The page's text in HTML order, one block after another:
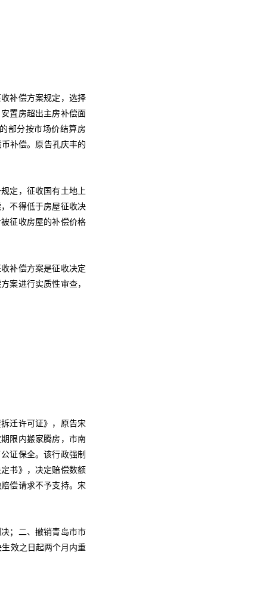
补偿方案规定，选择
置房超出主房补偿面
部分按市场价结算房
补偿。原告孔庆丰的
定，征收国有土地上
不得低于房屋征收决
征收房屋的补偿价格
补偿方案是征收决定
案进行实质性审查，
迁许可证》，原告宋
限内搬家腾房，市南
证保全。该行政强制
书》，决定赔偿数额
偿请求不予支持。宋
；二、撤销青岛市市
效之日起两个月内重